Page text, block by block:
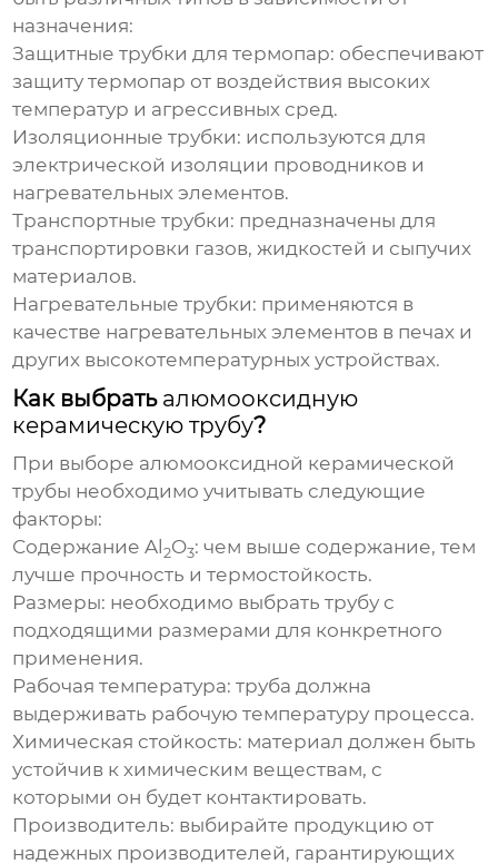
назначения:
Защитные трубки для термопар: обеспечивают
защиту термопар от воздействия высоких
температур и агрессивных сред.
Изоляционные трубки: используются для
электрической изоляции проводников и
нагревательных элементов.
Транспортные трубки: предназначены для
транспортировки газов, жидкостей и сыпучих
материалов.
Нагревательные трубки: применяются в
качестве нагревательных элементов в печах и
других высокотемпературных устройствах.
Как выбрать алюмооксидную
керамическую трубу?
При выборе алюмооксидной керамической
трубы необходимо учитывать следующие
факторы:
Содержание Al2O3: чем выше содержание, тем
лучше прочность и термостойкость.
Размеры: необходимо выбрать трубу с
подходящими размерами для конкретного
применения.
Рабочая температура: труба должна
выдерживать рабочую температуру процесса.
Химическая стойкость: материал должен быть
устойчив к химическим веществам, с
которыми он будет контактировать.
Производитель: выбирайте продукцию от
надежных производителей, гарантирующих